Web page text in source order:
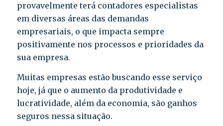
provavelmente terá contadores especialistas
em diversas áreas das demandas
empresariais, o que impacta sempre
positivamente nos processos e prioridades da
sua empresa.
Muitas empresas estão buscando esse serviço
hoje, já que o aumento da produtividade e
lucratividade, além da economia, são ganhos
seguros nessa situação.